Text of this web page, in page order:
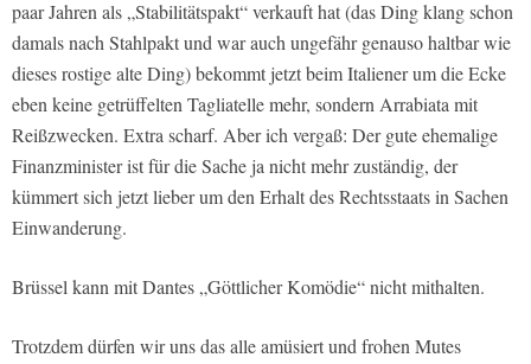
paar Jahren als „Stabilitätspakt“ verkauft hat (das Ding klang schon
damals nach Stahlpakt und war auch ungefähr genauso haltbar wie
dieses rostige alte Ding) bekommt jetzt beim Italiener um die Ecke
eben keine getrüffelten Tagliatelle mehr, sondern Arrabiata mit
Reißzwecken. Extra scharf. Aber ich vergaß: Der gute ehemalige
Finanzminister ist für die Sache ja nicht mehr zuständig, der
kümmert sich jetzt lieber um den Erhalt des Rechtsstaats in Sachen
Einwanderung.
Brüssel kann mit Dantes „Göttlicher Komödie“ nicht mithalten.
Trotzdem dürfen wir uns das alle amüsiert und frohen Mutes